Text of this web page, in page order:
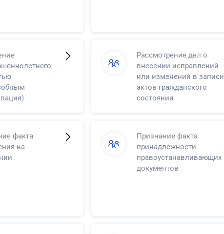
Рассмотрение дел о
внесении исправлений
или изменений в записи
актов гражданского
состояния
факта
на
Признание факта
принадлежности
правоустанавливающих
документов